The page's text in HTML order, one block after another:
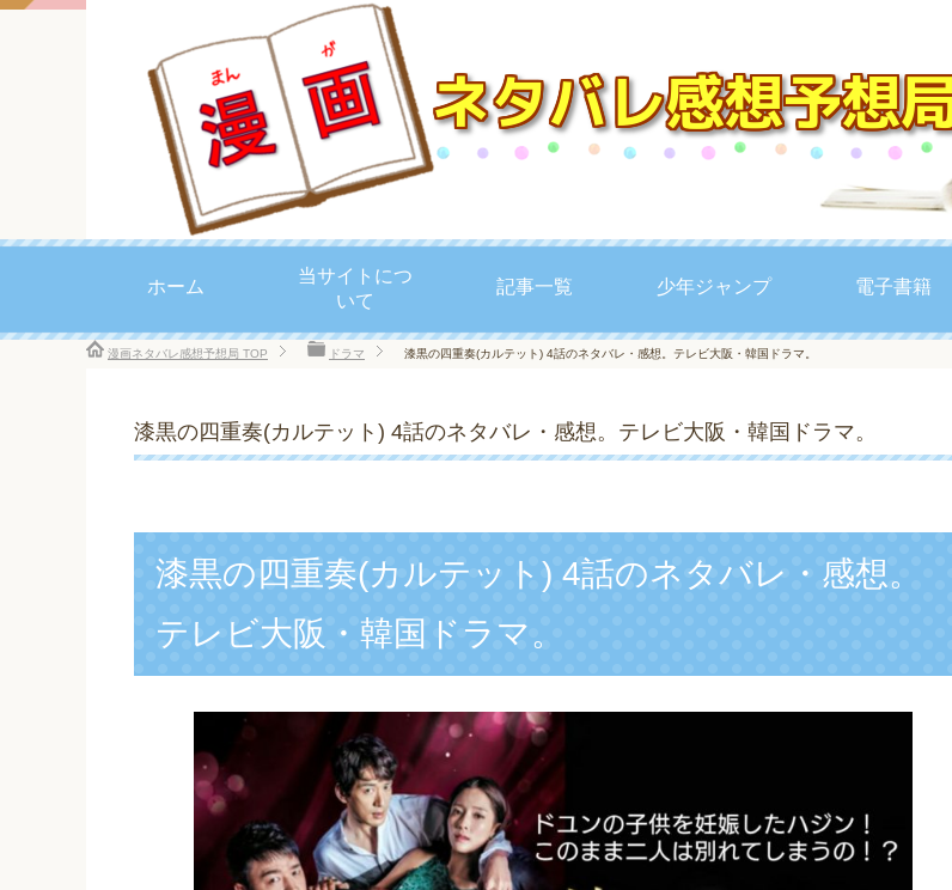
ホーム
当サイトにつ
いて
記事一覧 少年ジャンプ 電子書籍
漫画ネタバレ感想予想局 TOP ドラマ 漆黒の四重奏(カルテット) 4話のネタバレ・感想。テレビ大阪・韓国ドラマ。
漆黒の四重奏(カルテット) 4話のネタバレ・感想。テレビ大阪・韓国ドラマ。
漆黒の四重奏(カルテット) 4話のネタバレ・感想。
テレビ大阪・韓国ドラマ。